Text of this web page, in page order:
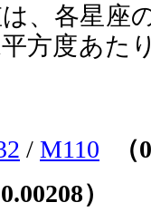
、各星座
方度あた
/ M110
0.00208）